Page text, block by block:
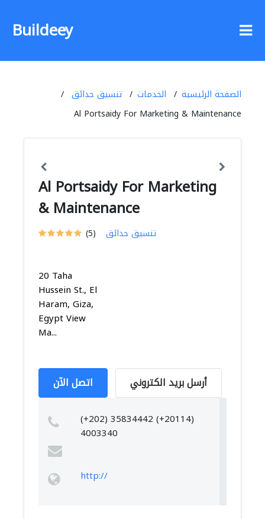
Buildeey
الصفحة الرئيسية الخدمات
تنسيق حدائق
Al Portsaidy For Marketing & Maintenance
Al Portsaidy For Marketing
& Maintenance
(5) تنسيق حدائق
20 Taha
Hussein St., El
Haram, Giza,
Egypt View
Ma...
اتصل الآن أرسل بريد الكتروني
(+202) 35834442 (+20114)
4003340
http://